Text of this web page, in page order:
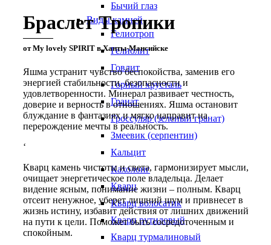
Бычий глаз
Виды камней
Гелиотроп
Гелиолит
Говлит
Горный хрусталь
Гранат
Гроссуляр (зеленый гранат)
Змеевик (серпентин)
Кальцит
Кахолонг
Кварц
Кварц волосатик
Кварц рутиловый
Кварц турмалиновый
Браслет Тропики
от My lovely SPIRIT в Ханты-Мансийске
Яшма устранит чувство беспокойства, заменив его
энергией стабильности, безопасности и
удовлетворенности. Минерал развивает честность,
доверие и верность в отношениях. Яшма остановит
блуждание в фантазиях и мягко направит на
перерождение мечты в реальность.
‘
Кварц камень чистоты и света, гармонизирует мысли,
очищает энергетическое поле владельца. Делает
видение ясным, понимание жизни – полным. Кварц
отсеит ненужное, уберет лишний шум и привнесет в
жизнь истину, избавит действия от лишних движений
на пути к цели. Поможет быть сосредоточенным и
спокойным.